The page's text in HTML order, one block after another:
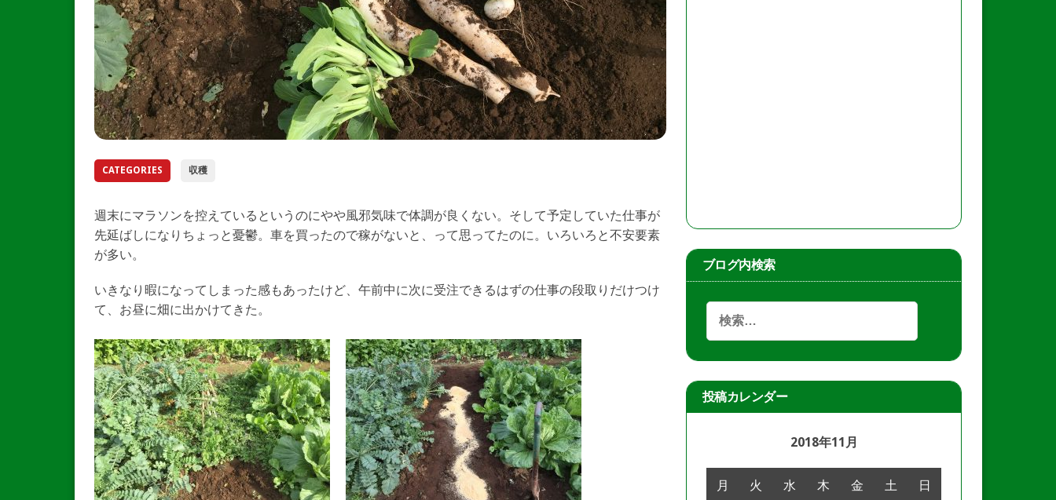
CATEGORIES 収穫
週末にマラソンを控えているというのにやや風邪気味で体調が良くない。そして予定していた仕事が
先延ばしになりちょっと憂鬱。車を買ったので稼がないと、って思ってたのに。いろいろと不安要素
が多い。
いきなり暇になってしまった感もあったけど、午前中に次に受注できるはずの仕事の段取りだけつけ
て、お昼に畑に出かけてきた。
ブログ内検索
投稿カレンダー
2018年11月
月 火 水 木 金 土 日